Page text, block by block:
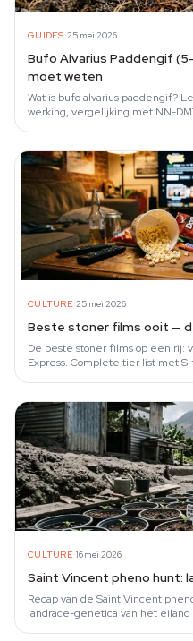
GUIDES·25 mei 2026
Bufo Alvarius Paddengif
moet weten
Wat is bufo alvarius paddengif?
werking, vergelijking met NN-
CULTURE·25 mei 2026
Beste stoner films ooit —
De beste stoner films op een rij:
Express. Complete tier list met
CULTURE·16 mei 2026
Saint Vincent pheno hunt:
Recap van de Saint Vincent
landrace-genetica van het